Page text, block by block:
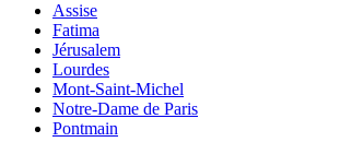
Assise
Fatima
Jérusalem
Lourdes
Mont-Saint-Michel
Notre-Dame de Paris
Pontmain